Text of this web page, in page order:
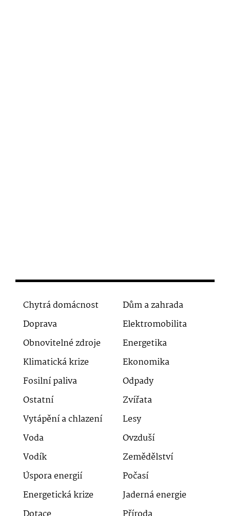
Chytrá domácnost
Dům a zahrada
Doprava
Elektromobilita
Obnovitelné zdroje
Energetika
Klimatická krize
Ekonomika
Fosilní paliva
Odpady
Ostatní
Zvířata
Vytápění a chlazení
Lesy
Voda
Ovzduší
Vodík
Zemědělství
Úspora energií
Počasí
Energetická krize
Jaderná energie